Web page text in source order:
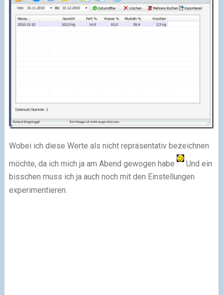
Wobei ich diese Werte als nicht repräsentativ bezeichnen
möchte, da ich mich ja am Abend gewogen habe
Und ein
bisschen muss ich ja auch noch mit den Einstellungen
experimentieren.